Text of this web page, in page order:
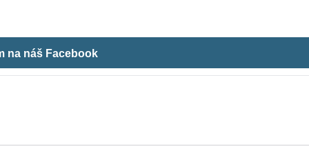
na náš Facebook